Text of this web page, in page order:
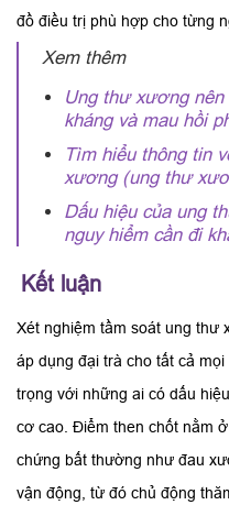
đồ điều trị phù hợp cho từng
Xem thêm
Ung thư xương
kháng và mau hồi
Tìm hiểu thông tin
xương (ung thư
Dấu hiệu của ung
nguy hiểm cần đi
Kết luận
Xét nghiệm tầm soát ung thư
áp dụng đại trà cho tất cả
trọng với những ai có dấu
cơ cao. Điểm then chốt nằm
chứng bất thường như đau
vận động, từ đó chủ động